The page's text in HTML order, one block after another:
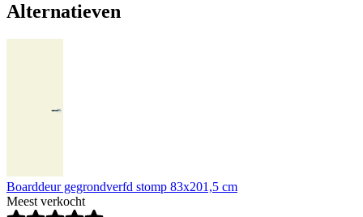
Alternatieven
Boarddeur gegrondverfd stomp 83x201,5 cm
Meest verkocht